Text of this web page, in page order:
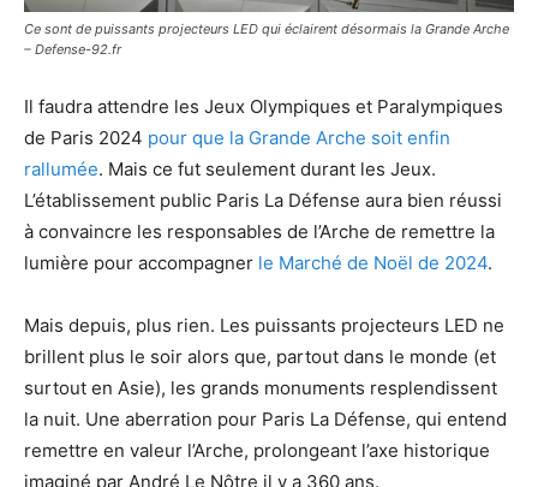
Ce sont de puissants projecteurs LED qui éclairent désormais la Grande Arche
– Defense-92.fr
Il faudra attendre les Jeux Olympiques et Paralympiques
de Paris 2024 pour que la Grande Arche soit enfin
rallumée. Mais ce fut seulement durant les Jeux.
L’établissement public Paris La Défense aura bien réussi
à convaincre les responsables de l’Arche de remettre la
lumière pour accompagner le Marché de Noël de 2024.
Mais depuis, plus rien. Les puissants projecteurs LED ne
brillent plus le soir alors que, partout dans le monde (et
surtout en Asie), les grands monuments resplendissent
la nuit. Une aberration pour Paris La Défense, qui entend
remettre en valeur l’Arche, prolongeant l’axe historique
imaginé par André Le Nôtre il y a 360 ans.